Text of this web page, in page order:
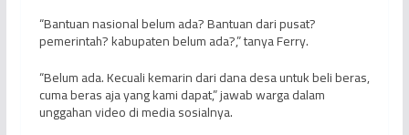
“Bantuan nasional belum ada? Bantuan dari pusat?
pemerintah? kabupaten belum ada?,” tanya Ferry.
“Belum ada. Kecuali kemarin dari dana desa untuk beli beras,
cuma beras aja yang kami dapat,” jawab warga dalam
unggahan video di media sosialnya.